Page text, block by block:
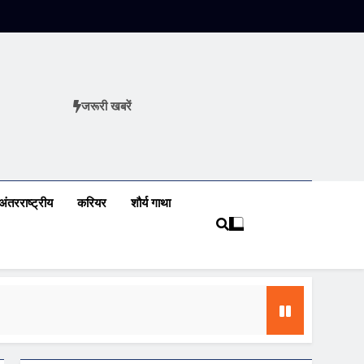
जरूरी खबरें
करियर शौर्य गाथा